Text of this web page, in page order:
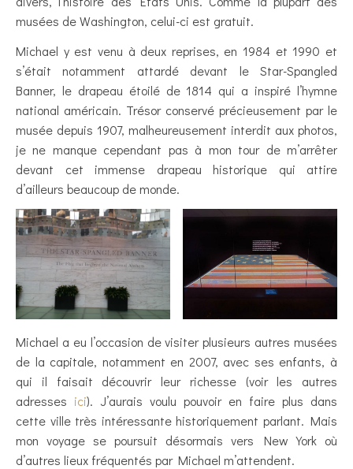
musées de Washington, celui-ci est gratuit.
Michael y est venu à deux reprises, en 1984 et 1990 et
s’était notamment attardé devant le Star-Spangled
Banner, le drapeau étoilé de 1814 qui a inspiré l’hymne
national américain. Trésor conservé précieusement par le
musée depuis 1907, malheureusement interdit aux photos,
je ne manque cependant pas à mon tour de m’arrêter
devant cet immense drapeau historique qui attire
d’ailleurs beaucoup de monde.
Michael a eu l’occasion de visiter plusieurs autres musées
de la capitale, notamment en 2007, avec ses enfants, à
qui il faisait découvrir leur richesse (voir les autres
adresses ici). J’aurais voulu pouvoir en faire plus dans
cette ville très intéressante historiquement parlant. Mais
mon voyage se poursuit désormais vers New York où
d’autres lieux fréquentés par Michael m’attendent.